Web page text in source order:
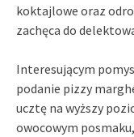
koktajlowe oraz
zachęca do
Interesującym
podanie pizzy
ucztę na wyższy
owocowym